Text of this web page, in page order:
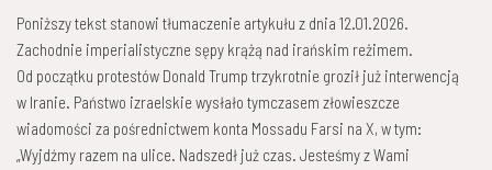
Poniższy tekst stanowi tłumaczenie artykułu z dnia 12.01.2026.
Zachodnie imperialistyczne sępy krążą nad irańskim reżimem.
Od początku protestów Donald Trump trzykrotnie groził już interwencją
w Iranie. Państwo izraelskie wysłało tymczasem złowieszcze
wiadomości za pośrednictwem konta Mossadu Farsi na X, w tym:
„Wyjdźmy razem na ulice. Nadszedł już czas. Jesteśmy z Wami